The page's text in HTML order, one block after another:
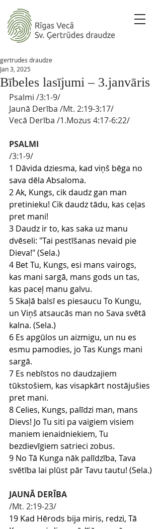
Bībeles lasījumi – 3.janvāris
gertrudes draudze
Jan 3, 2025
Psalmi /3:1-9/
Jaunā Derība /Mt. 2:19-3:17/
Vecā Derība /1.Mozus 4:17-6:22/
PSALMI
/3:1-9/
1 Dāvida dziesma, kad viņš bēga no
sava dēla Absaloma.
2 Ak, Kungs, cik daudz gan man
pretinieku! Cik daudz tādu, kas ceļas
pret mani!
3 Daudz ir to, kas saka uz manu
dvēseli: "Tai pestīšanas nevaid pie
Dieva!" (Sela.)
4 Bet Tu, Kungs, esi mans vairogs,
kas mani sargā, mans gods un tas,
kas paceļ manu galvu.
5 Skaļā balsī es piesaucu To Kungu,
un Viņš atsaucās man no Sava svētā
kalna. (Sela.)
6 Es apgūlos un aizmigu, un nu es
esmu pamodies, jo Tas Kungs mani
sargā.
7 Es nebīstos no daudzajiem
tūkstošiem, kas visapkārt nostājušies
pret mani.
8 Celies, Kungs, palīdzi man, mans
Dievs! Jo Tu siti pa vaigiem visiem
maniem ienaidniekiem, Tu
bezdievīgiem satrieci zobus.
9 No Tā Kunga nāk palīdzība, Tava
svētība lai plūst pār Tavu tautu! (Sela.)
JAUNĀ DERĪBA
/Mt. 2:19-23/
19 Kad Hērods bija miris, redzi, Tā